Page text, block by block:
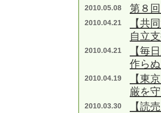
2010.05.08 第８
2010.04.21
【共
自立
2010.04.21
【毎
作ら
2010.04.19
【東
厳を
2010.03.30
【読